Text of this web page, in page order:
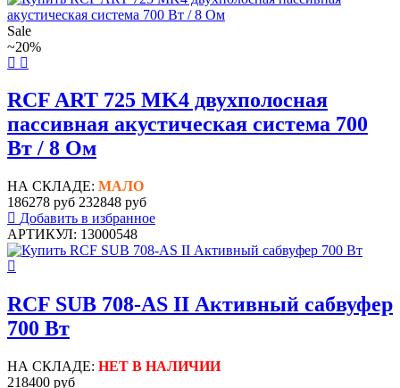
Sale
~20%
RCF ART 725 MK4 двухполосная
пассивная акустическая система 700
Вт / 8 Ом
НА СКЛАДЕ: МАЛО
186278 руб 232848 руб
Добавить в избранное
АРТИКУЛ: 13000548
RCF SUB 708-AS II Активный сабвуфер
700 Вт
НА СКЛАДЕ: НЕТ В НАЛИЧИИ
218400 руб